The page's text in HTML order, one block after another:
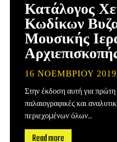
Κατάλογος
Κωδίκων
Μουσικής
16 ΝΟΕΜΒΡΊΟΥ 2019
Στην έκδοση αυτή για
παλαιογραφικές και
περιεχοµένων όλων...
Read more